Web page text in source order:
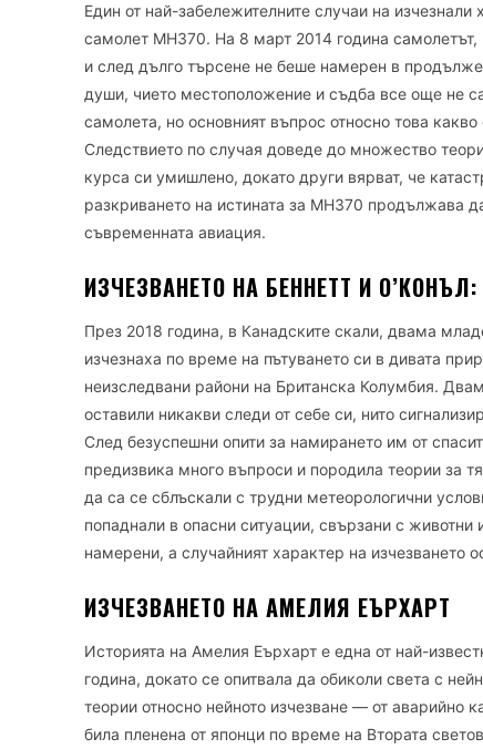
Един от най-забележителните случаи на
самолет MH370. На 8 март 2014 година
и след дълго търсене не беше намерен в
души, чието местоположение и съдба все още не
самолета, но основният въпрос относно това
Следствието по случая доведе до множество
курса си умишлено, докато други вярват, че
разкриването на истината за MH370 продължава
съвременната авиация.
ИЗЧЕЗВАНЕТО НА БЕННЕТТ И
През 2018 година, в Канадските скали, двама
изчезнаха по време на пътуването си в дивата
неизследвани райони на Британска Колумбия.
оставили никакви следи от себе си, нито
След безуспешни опити за намирането им от
предизвика много въпроси и породила теории за
да са се сблъскали с трудни метеорологични
попаднали в опасни ситуации, свързани с животни
намерени, а случайният характер на изчезването
ИЗЧЕЗВАНЕТО НА АМЕЛИЯ ЕЪРХАРТ
Историята на Амелия Еърхарт е една от най-
година, докато се опитвала да обиколи света с
теории относно нейното изчезване — от аварийно
била пленена от японци по време на Втората